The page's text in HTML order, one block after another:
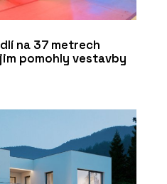
na 37 metrech
pomohly vestavby